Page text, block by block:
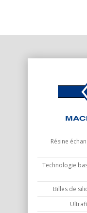
Résine
Technologie
Billes de